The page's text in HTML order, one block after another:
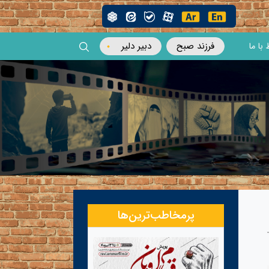
فرزند صبح دبیر دلیر با ما
پرمخاطب‌ترین‌ها